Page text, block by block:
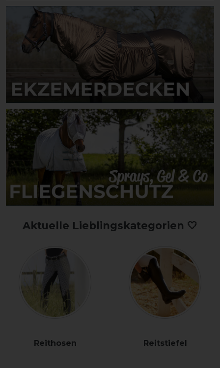
Aktuelle Lieblingskategorien 🤍
Reithosen Reitstiefel